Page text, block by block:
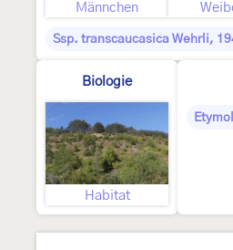
Männchen
Ssp. transcaucasica Wehrli,
Biologie
Habitat